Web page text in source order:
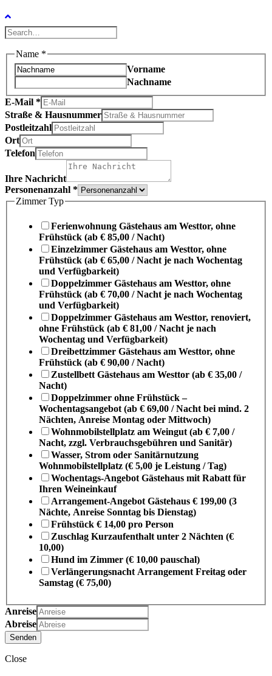
Name *
Vorname
Nachname
E-Mail *
Straße & Hausnummer
Postleitzahl
Ort
Telefon
Ihre Nachricht
Personenanzahl *
Zimmer Typ
Ferienwohnung Gästehaus am Westtor, ohne
Frühstück (ab € 85,00 / Nacht)
Einzelzimmer Gästehaus am Westtor, ohne
Frühstück (ab € 65,00 / Nacht je nach Wochentag
und Verfügbarkeit)
Doppelzimmer Gästehaus am Westtor, ohne
Frühstück (ab € 70,00 / Nacht je nach Wochentag
und Verfügbarkeit)
Doppelzimmer Gästehaus am Westtor, renoviert,
ohne Frühstück (ab € 81,00 / Nacht je nach
Wochentag und Verfügbarkeit)
Dreibettzimmer Gästehaus am Westtor, ohne
Frühstück (ab € 90,00 / Nacht)
Zustellbett Gästehaus am Westtor (ab € 35,00 /
Nacht)
Doppelzimmer ohne Frühstück –
Wochentagsangebot (ab € 69,00 / Nacht bei mind. 2
Nächten, Anreise Montag oder Mittwoch)
Wohnmobilstellplatz am Weingut (ab € 7,00 /
Nacht, zzgl. Verbrauchsgebühren und Sanitär)
Wasser, Strom oder Sanitärnutzung
Wohnmobilstellplatz (€ 5,00 je Leistung / Tag)
Wochentags-Angebot Gästehaus mit Rabatt für
Ihren Weineinkauf
Arrangement-Angebot Gästehaus € 199,00 (3
Nächte, Anreise Sonntag bis Dienstag)
Frühstück € 14,00 pro Person
Zuschlag Kurzaufenthalt unter 2 Nächten (€
10,00)
Hund im Zimmer (€ 10,00 pauschal)
Verlängerungsnacht Arrangement Freitag oder
Samstag (€ 75,00)
Anreise
Abreise
Senden
Close